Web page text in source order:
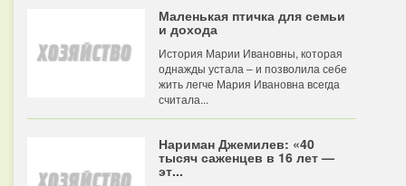
Маленькая птичка для семьи
и дохода
История Марии Ивановны, которая
однажды устала – и позволила себе
жить легче Мария Ивановна всегда
считала...
Нариман Джемилев: «40
тысяч саженцев в 16 лет —
эт...